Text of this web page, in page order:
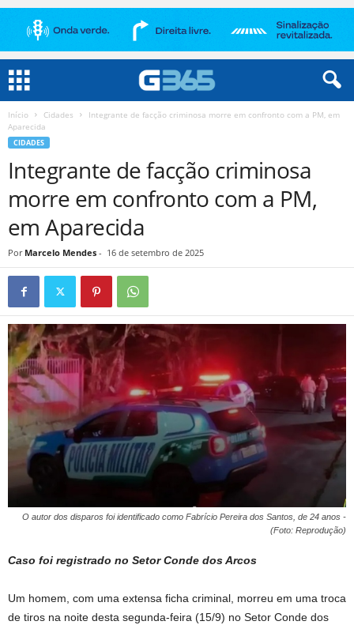
Início Cidades
Integrante de facção criminosa morre em confronto com a PM, em
Aparecida
CIDADES
Integrante de facção criminosa
morre em confronto com a PM,
em Aparecida
Por Marcelo Mendes - 16 de setembro de 2025
O autor dos disparos foi identificado como Fabrício Pereira dos Santos, de 24 anos -
(Foto: Reprodução)
Caso foi registrado no Setor Conde dos Arcos
Um homem, com uma extensa ficha criminal, morreu em uma troca
de tiros na noite desta segunda-feira (15/9) no Setor Conde dos